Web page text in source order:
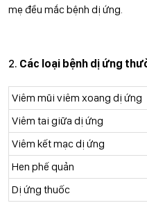
mẹ đều mắc bệnh dị ứng.
Các loại bệnh dị ứng
Viêm mũi viêm xoang dị ứng
Viêm tai giữa dị ứng
Viêm kết mạc dị ứng
Hen phế quản
Dị ứng thuốc